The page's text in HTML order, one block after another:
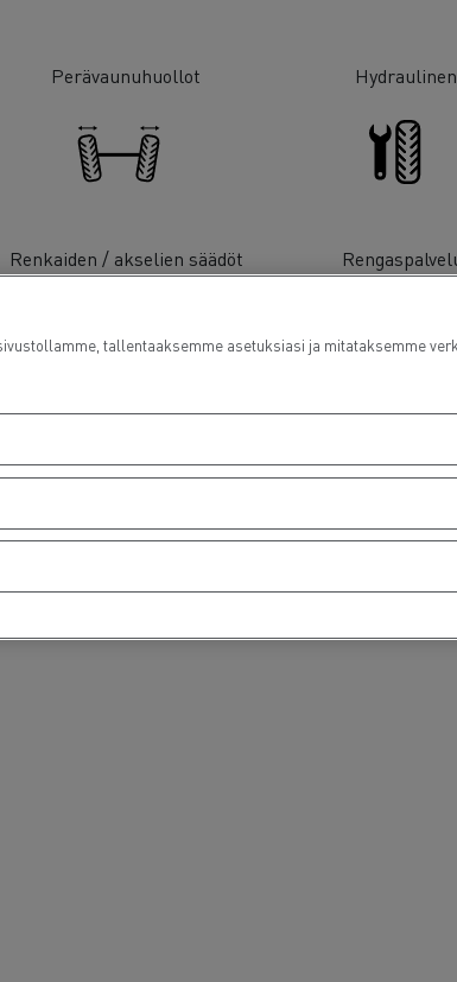
Perävaunuhuollot Hydraulinen
Renkaiden / akselien säädöt
tallentaaksemme asetuksiasi ja mitataksemme